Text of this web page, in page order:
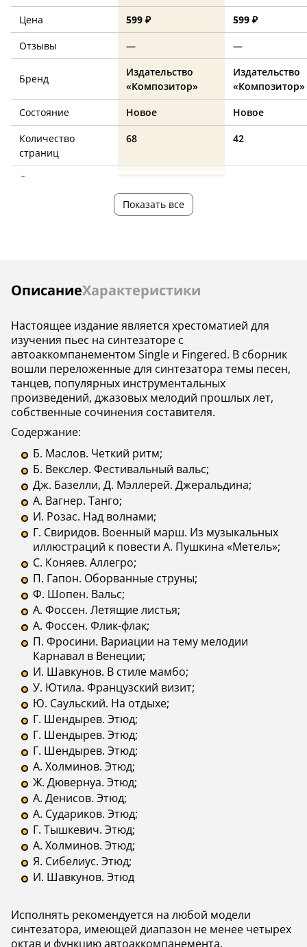
Цена 599 ₽
599 ₽
Отзывы
— —
Бренд
Издательство
«Композитор»
Издательство
«Композитор»
Состояние
Новое
Новое
Количество
страниц
68 42
Страна
—
Показать все
ОписаниеХарактеристики
Инструкции
Настоящее издание является хрестоматией для
изучения пьес на синтезаторе с
автоаккомпанементом Single и Fingered. В сборник
вошли переложенные для синтезатора темы песен,
танцев, популярных инструментальных
произведений, джазовых мелодий прошлых лет,
собственные сочинения составителя.
Содержание:
Б. Маслов. Четкий ритм;
Б. Векслер. Фестивальный вальс;
Дж. Базелли, Д. Мэллерей. Джеральдина;
А. Вагнер. Танго;
И. Розас. Над волнами;
Г. Свиридов. Военный марш. Из музыкальных
иллюстраций к повести А. Пушкина «Метель»;
С. Коняев. Аллегро;
П. Гапон. Оборванные струны;
Ф. Шопен. Вальс;
А. Фоссен. Летящие листья;
А. Фоссен. Флик-флак;
П. Фросини. Вариации на тему мелодии
Карнавал в Венеции;
И. Шавкунов. В стиле мамбо;
У. Ютила. Французский визит;
Ю. Саульский. На отдыхе;
Г. Шендырев. Этюд;
Г. Шендырев. Этюд;
Г. Шендырев. Этюд;
А. Холминов. Этюд;
Ж. Дювернуа. Этюд;
А. Денисов. Этюд;
А. Судариков. Этюд;
Г. Тышкевич. Этюд;
А. Холминов. Этюд;
Я. Сибелиус. Этюд;
И. Шавкунов. Этюд
Исполнять рекомендуется на любой модели
синтезатора, имеющей диапазон не менее четырех
октав и функцию автоаккомпанемента.